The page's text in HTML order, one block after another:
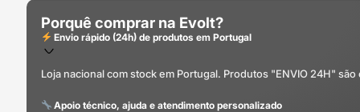
Porquê comprar na Evolt?
Envio rápido (24h) de produtos em Portugal
Loja nacional com stock em Portugal. Produtos "ENVIO 24H"
Apoio técnico, ajuda e atendimento personalizado